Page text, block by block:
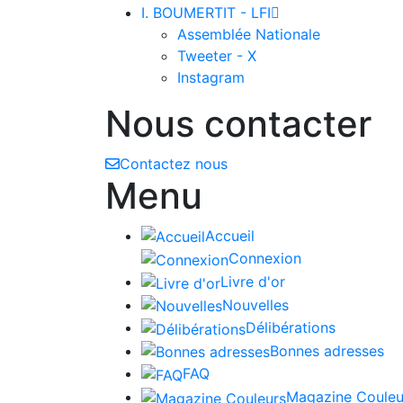
I. BOUMERTIT - LFI
Assemblée Nationale
Tweeter - X
Instagram
Nous contacter
Contactez nous
Menu
Accueil
Connexion
Livre d'or
Nouvelles
Délibérations
Bonnes adresses
FAQ
Magazine